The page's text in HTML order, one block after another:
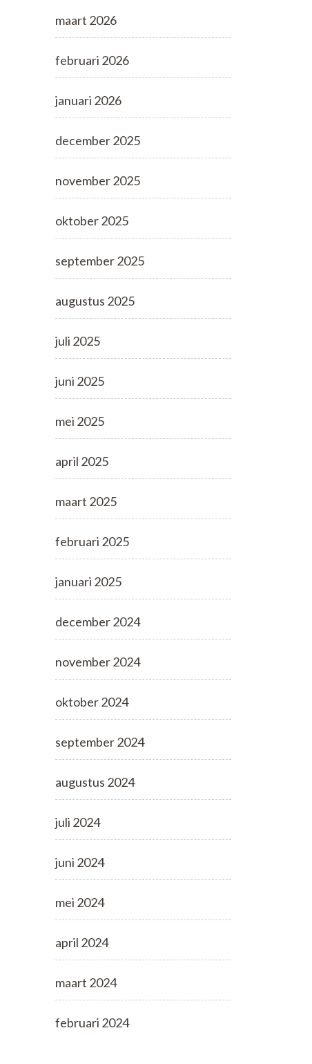
maart 2026
februari 2026
januari 2026
december 2025
november 2025
oktober 2025
september 2025
augustus 2025
juli 2025
juni 2025
mei 2025
april 2025
maart 2025
februari 2025
januari 2025
december 2024
november 2024
oktober 2024
september 2024
augustus 2024
juli 2024
juni 2024
mei 2024
april 2024
maart 2024
februari 2024